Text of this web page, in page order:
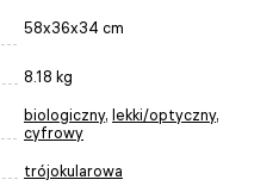
58x36x34 cm
8.18 kg
biologiczny, lekki/optyczny,
cyfrowy
trójokularowa